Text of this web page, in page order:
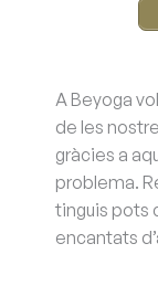
A Beyoga
de les
gràcies a
problema.
tinguis pots
encantats